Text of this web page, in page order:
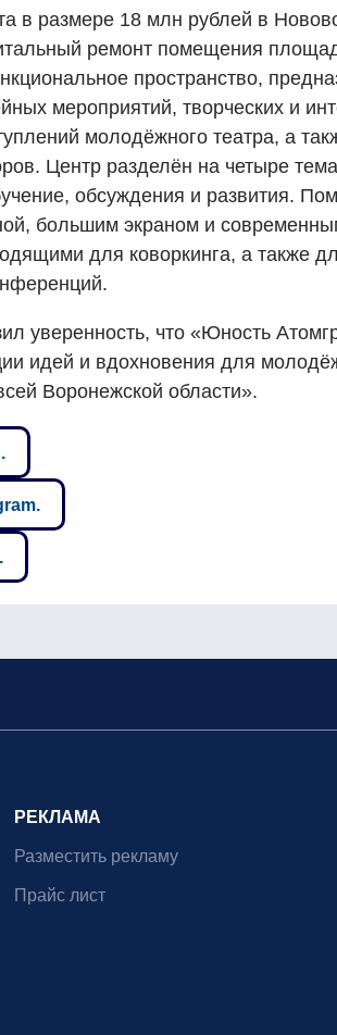
в размере 18 млн рублей в
ремонт помещения
пространство,
мероприятий, творческих и
молодёжного театра, а
Центр разделён на четыре
обсуждения и развития.
большим экраном и
для коворкинга, а также
уверенность, что «Юность
идей и вдохновения для
Воронежской области».
РЕКЛАМА
Разместить рекламу
Прайс лист